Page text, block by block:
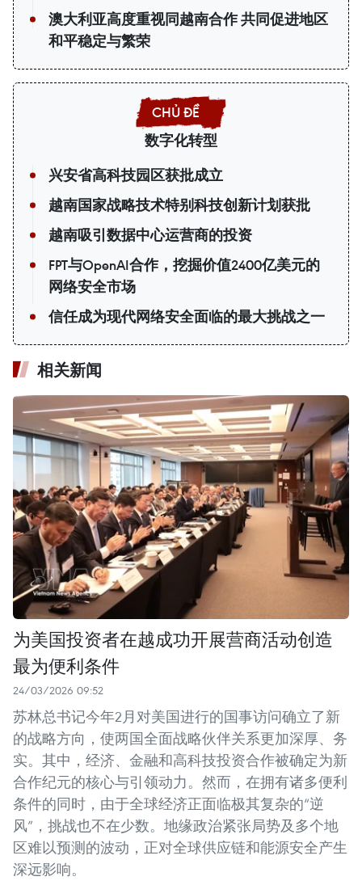
澳大利亚高度重视同越南合作 共同促进地区
和平稳定与繁荣
数字化转型
兴安省高科技园区获批成立
越南国家战略技术特别科技创新计划获批
越南吸引数据中心运营商的投资
FPT与OpenAI合作，挖掘价值2400亿美元的
网络安全市场
信任成为现代网络安全面临的最大挑战之一
相关新闻
为美国投资者在越成功开展营商活动创造
最为便利条件
24/03/2026 09:52
苏林总书记今年2月对美国进行的国事访问确立了新
的战略方向，使两国全面战略伙伴关系更加深厚、务
实。其中，经济、金融和高科技投资合作被确定为新
合作纪元的核心与引领动力。然而，在拥有诸多便利
条件的同时，由于全球经济正面临极其复杂的“逆
风”，挑战也不在少数。地缘政治紧张局势及多个地
区难以预测的波动，正对全球供应链和能源安全产生
深远影响。